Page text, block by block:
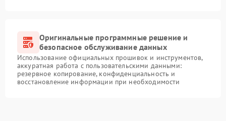
Оригинальные программные решение и
безопасное обслуживание данных
Использование официальных прошивок и инструментов,
аккуратная работа с пользовательскими данными:
резервное копирование, конфиденциальность и
восстановление информации при необходимости